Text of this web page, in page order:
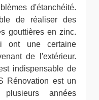
d'étanchéité.
de réaliser des
gouttières en zinc.
ont une certaine
de l'extérieur.
indispensable de
Rénovation est un
années